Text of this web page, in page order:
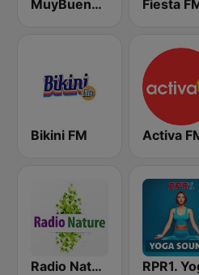
MuyBuena Castellón
Bikini FM
Radio Nature